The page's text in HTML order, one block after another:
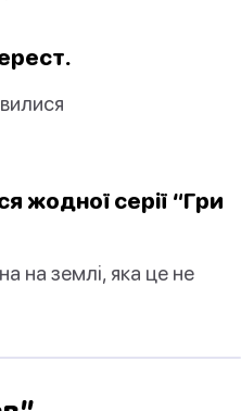
жодної серії “Гри
на землі, яка це не